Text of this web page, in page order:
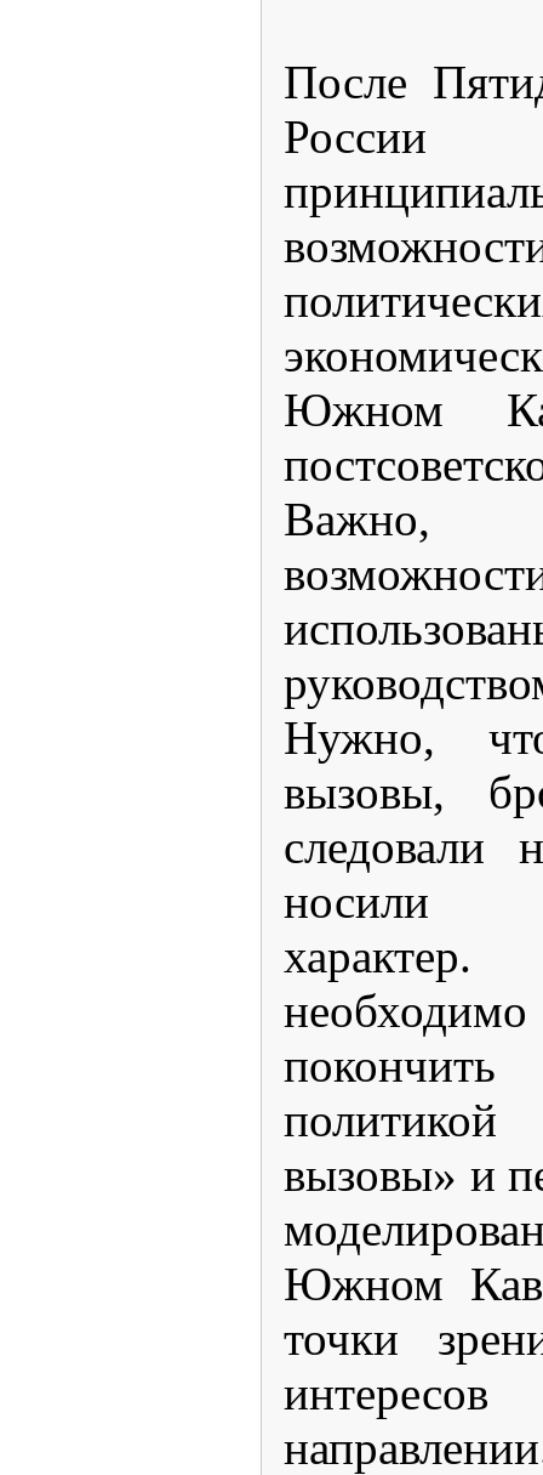
После
России
Южном
Важно,
Нужно,
вызовы,
следовали
носили
вызовы» и
Южном
точки